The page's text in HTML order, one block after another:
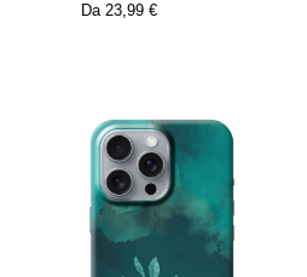
Da 23,99 €